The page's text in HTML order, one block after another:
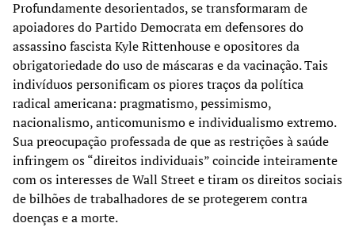
Profundamente desorientados, se transformaram de
apoiadores do Partido Democrata em defensores do
assassino fascista Kyle Rittenhouse e opositores da
obrigatoriedade do uso de máscaras e da vacinação. Tais
indivíduos personificam os piores traços da política
radical americana: pragmatismo, pessimismo,
nacionalismo, anticomunismo e individualismo extremo.
Sua preocupação professada de que as restrições à saúde
infringem os “direitos individuais” coincide inteiramente
com os interesses de Wall Street e tiram os direitos sociais
de bilhões de trabalhadores de se protegerem contra
doenças e a morte.